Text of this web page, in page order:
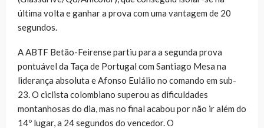
última volta e ganhar a prova com uma vantagem de 20
segundos.
A ABTF Betão-Feirense partiu para a segunda prova
pontuável da Taça de Portugal com Santiago Mesa na
liderança absoluta e Afonso Eulálio no comando em sub-
23. O ciclista colombiano superou as dificuldades
montanhosas do dia, mas no final acabou por não ir além do
14º lugar, a 24 segundos do vencedor. O